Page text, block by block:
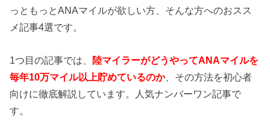
っともっとANAマイルが欲しい方、そんな方へのおスス
メ記事4選です。
1つ目の記事では、 陸マイラーがどうやってANAマイルを
毎年10万マイル以上貯めているのか、その方法を初心者
向けに徹底解説しています。人気ナンバーワン記事で
す。